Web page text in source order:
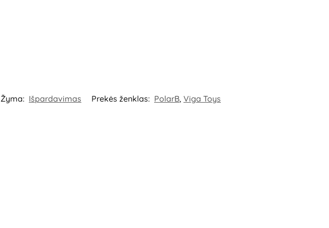
Žyma: Išpardavimas Prekės ženklas: PolarB, Viga Toys